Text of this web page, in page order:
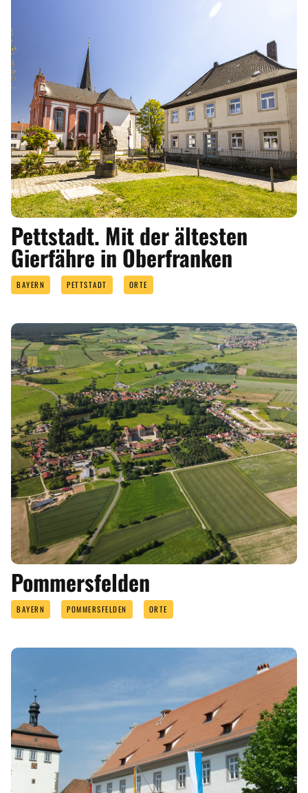
Pettstadt. Mit der ältesten
Gierfähre in Oberfranken
BAYERN PETTSTADT ORTE
Pommersfelden
BAYERN POMMERSFELDEN ORTE